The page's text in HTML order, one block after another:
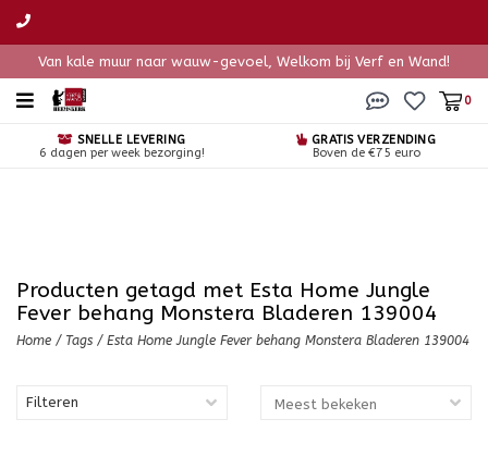
Van kale muur naar wauw-gevoel, Welkom bij Verf en Wand!
0
SNELLE LEVERING
6 dagen per week bezorging!
GRATIS VERZENDING
Boven de €75 euro
Producten getagd met Esta Home Jungle
Fever behang Monstera Bladeren 139004
Home / Tags / Esta Home Jungle Fever behang Monstera Bladeren 139004
Filteren